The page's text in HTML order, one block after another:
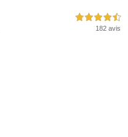
4,5 étoiles sur 5
182 avis